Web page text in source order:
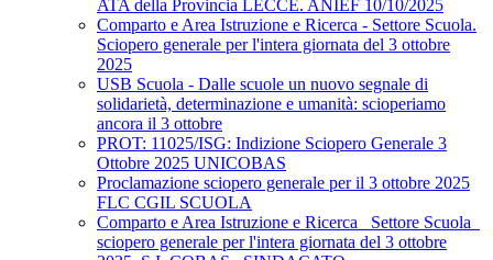
ATA della Provincia LECCE. ANIEF 10/10/2025
Comparto e Area Istruzione e Ricerca - Settore Scuola.
Sciopero generale per l'intera giornata del 3 ottobre
2025
USB Scuola - Dalle scuole un nuovo segnale di
solidarietà, determinazione e umanità: scioperiamo
ancora il 3 ottobre
PROT: 11025/ISG: Indizione Sciopero Generale 3
Ottobre 2025 UNICOBAS
Proclamazione sciopero generale per il 3 ottobre 2025
FLC CGIL SCUOLA
Comparto e Area Istruzione e Ricerca_ Settore Scuola_
sciopero generale per l'intera giornata del 3 ottobre